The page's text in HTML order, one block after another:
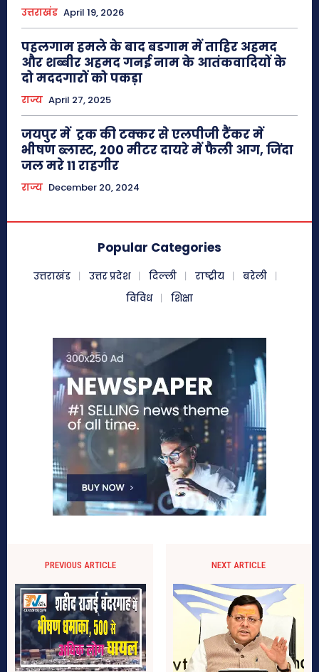
उत्तराखंड April 19, 2026
पहलगाम हमले के बाद बडगाम में ताहिर अहमद
और शब्बीर अहमद गनई नाम के आतंकवादियों के
दो मददगारों को पकड़ा
राज्य April 27, 2025
जयपुर में ट्रक की टक्कर से एलपीजी टैंकर में
भीषण ब्लास्ट, 200 मीटर दायरे में फैली आग, जिंदा
जल मरे 11 राहगीर
राज्य December 20, 2024
Popular Categories
उत्तराखंड उत्तर प्रदेश दिल्ली राष्ट्रीय
बरेली
विविध
शिक्षा
PREVIOUS ARTICLE NEXT ARTICLE